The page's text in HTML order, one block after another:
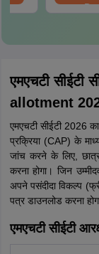
एमएचटी सीईटी
allotment
एमएचटी सीईटी 2026
प्रक्रिया (CAP) के
जांच करने के लिए,
करना होगा। जिन
अपने पसंदीदा विकल्प
पत्र डाउनलोड करना
एमएचटी सीईटी